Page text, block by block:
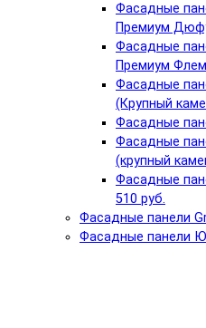
Фасадные
Премиум
Фасадные
Премиум
Фасадные
(Крупный
Фасадные
Фасадные
(крупный
Фасадные
510 руб.
Фасадные панели
Фасадные панели